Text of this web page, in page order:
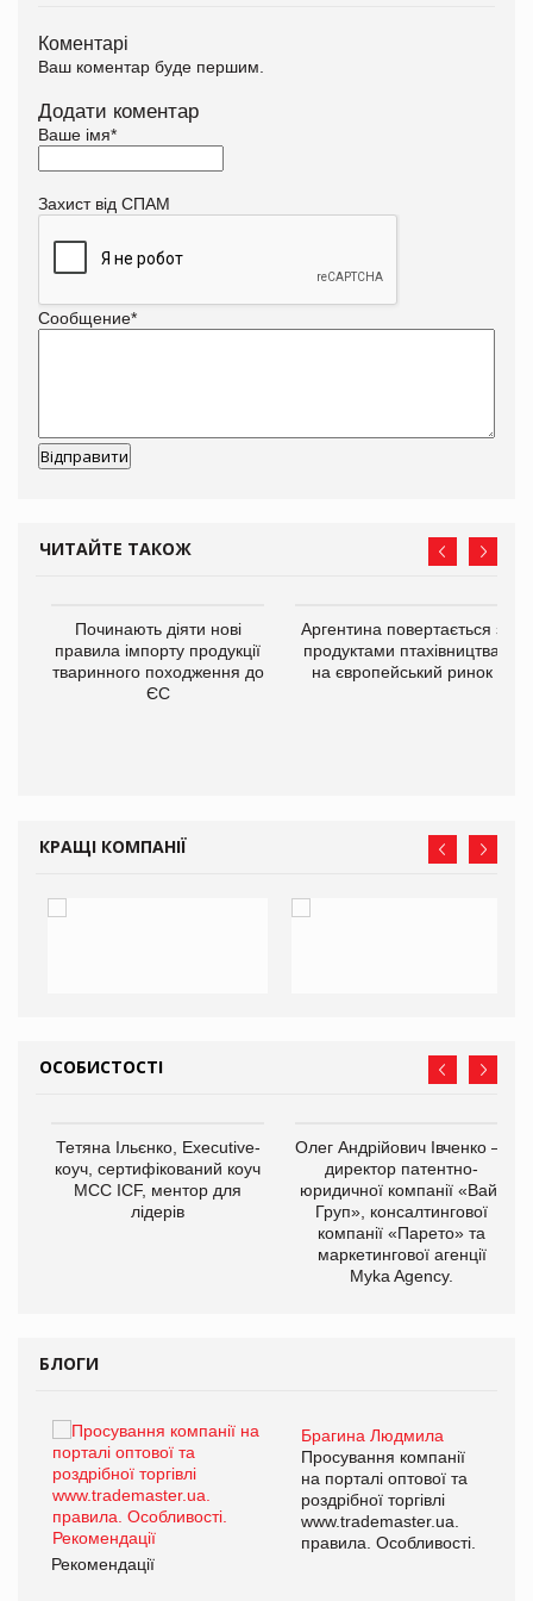
Коментарі
Ваш коментар буде першим.
Додати коментар
Ваше імя*
Захист від СПАМ
Сообщение*
ЧИТАЙТЕ ТАКОЖ
Починають діяти нові
правила імпорту продукції
тваринного походження до
ЄС
Аргентина повертається з
продуктами птахівництва
на європейський ринок
КРАЩІ КОМПАНІЇ
ОСОБИСТОСТІ
Тетяна Ільєнко, Executive-
коуч, сертифікований коуч
МСС ICF, ментор для
лідерів
Олег Андрійович Івченко —
директор патентно-
юридичної компанії «Вайз
Груп», консалтингової
компанії «Парето» та
маркетингової агенції
Myka Agency.
БЛОГИ
Брагина Людмила
Просування компанії
на порталі оптової та
роздрібної торгівлі
www.trademaster.ua.
правила. Особливості.
Рекомендації